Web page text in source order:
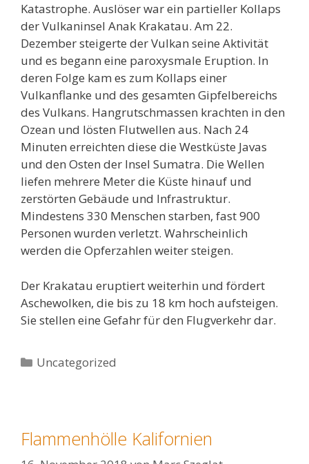
Katastrophe. Auslöser war ein partieller Kollaps
der Vulkaninsel Anak Krakatau. Am 22.
Dezember steigerte der Vulkan seine Aktivität
und es begann eine paroxysmale Eruption. In
deren Folge kam es zum Kollaps einer
Vulkanflanke und des gesamten Gipfelbereichs
des Vulkans. Hangrutschmassen krachten in den
Ozean und lösten Flutwellen aus. Nach 24
Minuten erreichten diese die Westküste Javas
und den Osten der Insel Sumatra. Die Wellen
liefen mehrere Meter die Küste hinauf und
zerstörten Gebäude und Infrastruktur.
Mindestens 330 Menschen starben, fast 900
Personen wurden verletzt. Wahrscheinlich
werden die Opferzahlen weiter steigen.
Der Krakatau eruptiert weiterhin und fördert
Aschewolken, die bis zu 18 km hoch aufsteigen.
Sie stellen eine Gefahr für den Flugverkehr dar.
Kategorien
Uncategorized
Flammenhölle Kalifornien